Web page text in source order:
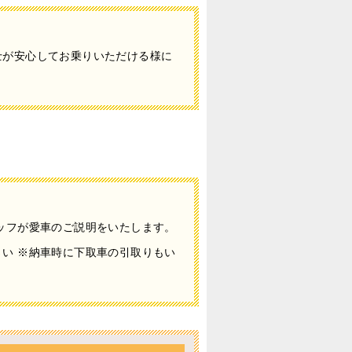
安心してお乗りいただける様に
が愛車のご説明をいたします。
※納車時に下取車の引取りもい